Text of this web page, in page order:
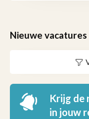
Nieuwe vacatures
Krijg de
in jouw